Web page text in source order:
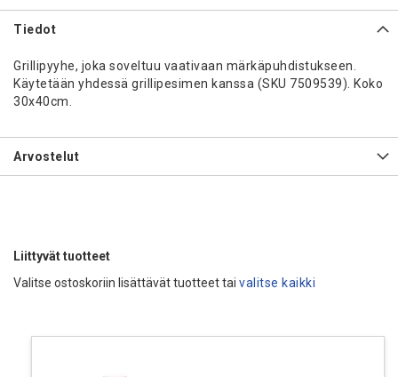
Tiedot
Grillipyyhe, joka soveltuu vaativaan märkäpuhdistukseen.
Käytetään yhdessä grillipesimen kanssa (SKU 7509539). Koko
30x40cm.
Arvostelut
Liittyvät tuotteet
Valitse ostoskoriin lisättävät tuotteet tai valitse kaikki